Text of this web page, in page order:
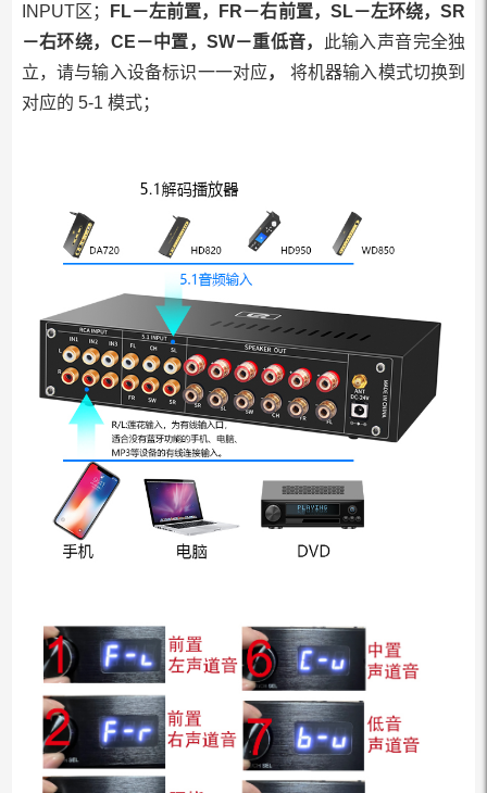
考：
可
参
考
网
站
务
器
在
香
港，
关
注
号
同
步
观
看
视
INPUT区；
FL－左前置，FR－右前置，SL－左环绕，SR
－右环绕，CE－中置，SW－重低音，
此输入声音完全独
立，请与输入设备标识一一对应，
将机器输入模式切换到
对应的 5-1 模式；